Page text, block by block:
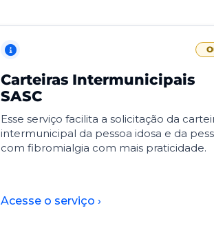
Carteiras Intermunicipais
SASC
Esse serviço facilita a solicitação da
intermunicipal da pessoa idosa e da
com fibromialgia com mais praticidade.
Acesse o serviço ›